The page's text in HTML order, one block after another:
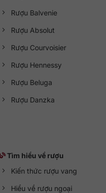
Rượu Balvenie
Rượu Absolut
Rượu Courvoisier
Rượu Hennessy
Rượu Beluga
Rượu Danzka
Tìm hiểu về rượu
Kiến thức rượu vang
Hiểu về rượu ngoại